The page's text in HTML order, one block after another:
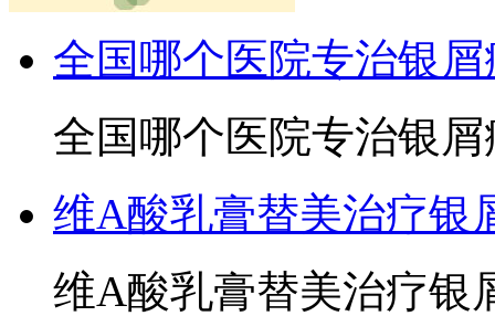
全国哪个医院专治银屑
全国哪个医院专治银
维A酸乳膏替美治疗银
维A酸乳膏替美治疗银